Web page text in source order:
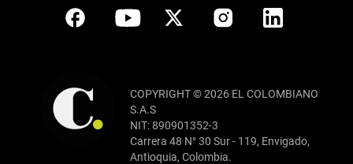
COPYRIGHT © 2026 EL COLOMBIANO
S.A.S
NIT: 890901352-3
Carrera 48 N° 30 Sur - 119, Envigado,
Antioquia, Colombia.